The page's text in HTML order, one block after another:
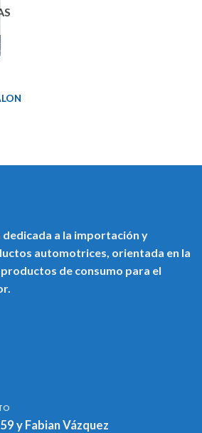
dedicada a la importación y
automotrices, orientada en la
de consumo para el
y Fabian Vázquez